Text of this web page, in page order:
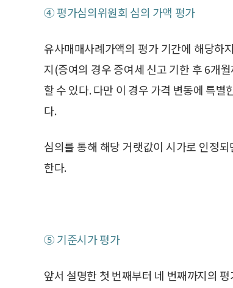
④ 평가심의위원회 심의 가액 평가
유사매매사례가액의 평가 기간에 해당하
지(증여의 경우 증여세 신고 기한 후 6개
할 수 있다. 다만 이 경우 가격 변동에 특
다.
심의를 통해 해당 거랫값이 시가로 인정
한다.
⑤ 기준시가 평가
앞서 설명한 첫 번째부터 네 번째까지의